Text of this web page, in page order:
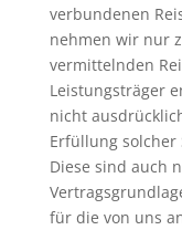
verbundenen
nehmen wir nur
vermittelnden
Leistungsträger
nicht
Erfüllung
Diese sind auch
für die von uns